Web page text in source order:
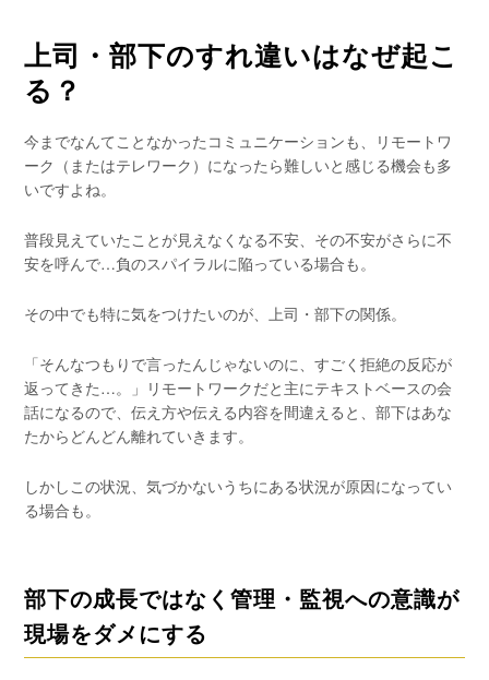
上司・部下のすれ違いはなぜ起こ
る？
今までなんてことなかったコミュニケーションも、リモートワ
ーク（またはテレワーク）になったら難しいと感じる機会も多
いですよね。
普段見えていたことが見えなくなる不安、その不安がさらに不
安を呼んで…負のスパイラルに陥っている場合も。
その中でも特に気をつけたいのが、上司・部下の関係。
「そんなつもりで言ったんじゃないのに、すごく拒絶の反応が
返ってきた…。」リモートワークだと主にテキストベースの会
話になるので、伝え方や伝える内容を間違えると、部下はあな
たからどんどん離れていきます。
しかしこの状況、気づかないうちにある状況が原因になってい
る場合も。
部下の成長ではなく管理・監視への意識が
現場をダメにする